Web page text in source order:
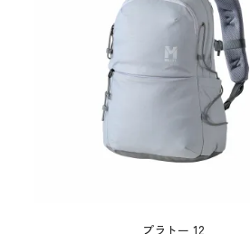
プラトー 12